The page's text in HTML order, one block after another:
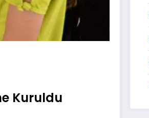
Kuruldu